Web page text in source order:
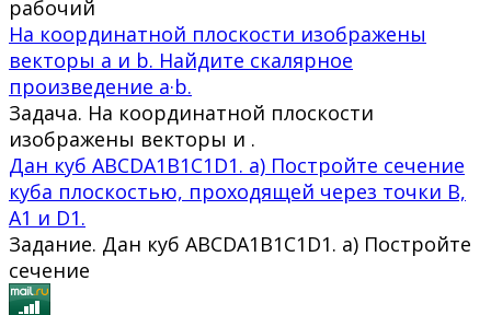
рабочий
На координатной плоскости изображены
векторы a и b. Найдите скалярное
произведение a·b.
Задача. На координатной плоскости
изображены векторы и .
Дан куб ABCDA1B1C1D1. а) Постройте сечение
куба плоскостью, проходящей через точки B,
А1 и D1.
Задание. Дан куб ABCDA1B1C1D1. а) Постройте
сечение